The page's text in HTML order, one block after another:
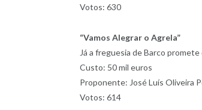
Votos: 630
“Vamos Alegrar o Agrela”
Já a freguesia de Barco
Custo: 50 mil euros
Proponente: José Luís Oliveira
Votos: 614